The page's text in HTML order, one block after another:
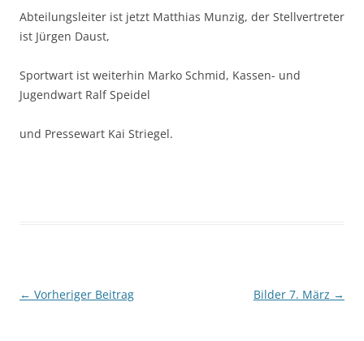
Abteilungsleiter ist jetzt Matthias Munzig, der Stellvertreter
ist Jürgen Daust,
Sportwart ist weiterhin Marko Schmid, Kassen- und
Jugendwart Ralf Speidel
und Pressewart Kai Striegel.
Beitragsnavigation
← Vorheriger Beitrag Bilder 7. März →